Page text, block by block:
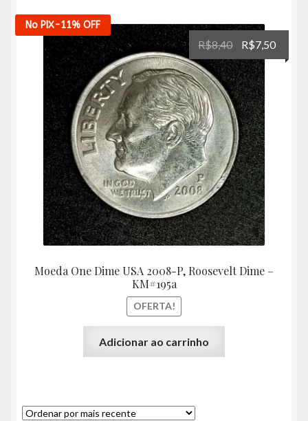
No PIX-11% OFF
Moeda One Dime USA 2008-P, Roosevelt Dime –
KM#195a
OFERTA!
R$8,40
O
preço
original
era:
R$8,40.
R$7,50O
preço
Adicionar ao carrinho